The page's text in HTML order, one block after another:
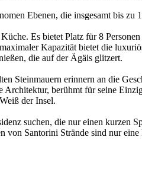
Ebenen, die insgesamt bis zu
Es bietet Platz für 8
Kapazität bietet die
die auf der Ägäis glitzert.
Steinmauern erinnern an die
berühmt für seine
der Insel.
suchen, die nur einen kurzen
von Santorini Strände sind nur